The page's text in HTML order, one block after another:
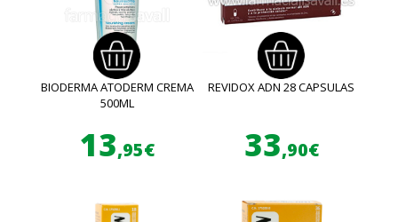
BIODERMA ATODERM CREMA
500ML
13,95€
REVIDOX ADN 28 CAPSULAS
33,90€